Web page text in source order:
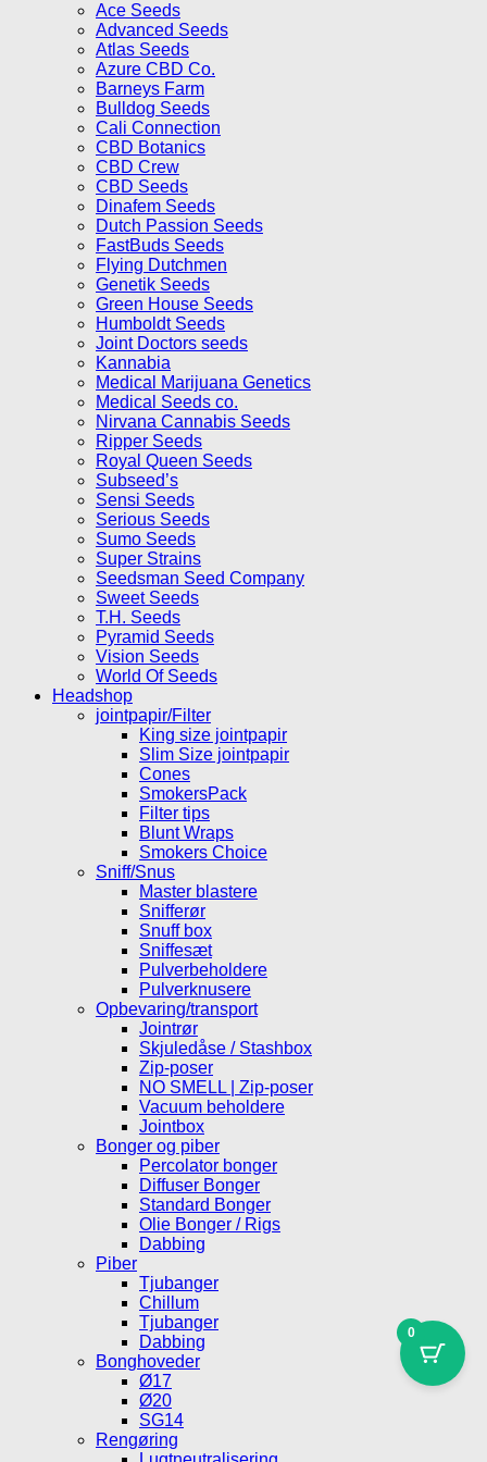
Ace Seeds
Advanced Seeds
Atlas Seeds
Azure CBD Co.
Barneys Farm
Bulldog Seeds
Cali Connection
CBD Botanics
CBD Crew
CBD Seeds
Dinafem Seeds
Dutch Passion Seeds
FastBuds Seeds
Flying Dutchmen
Genetik Seeds
Green House Seeds
Humboldt Seeds
Joint Doctors seeds
Kannabia
Medical Marijuana Genetics
Medical Seeds co.
Nirvana Cannabis Seeds
Ripper Seeds
Royal Queen Seeds
Subseed’s
Sensi Seeds
Serious Seeds
Sumo Seeds
Super Strains
Seedsman Seed Company
Sweet Seeds
T.H. Seeds
Pyramid Seeds
Vision Seeds
World Of Seeds
Headshop
jointpapir/Filter
King size jointpapir
Slim Size jointpapir
Cones
SmokersPack
Filter tips
Blunt Wraps
Smokers Choice
Sniff/Snus
Master blastere
Snifferør
Snuff box
Sniffesæt
Pulverbeholdere
Pulverknusere
Opbevaring/transport
Jointrør
Skjuledåse / Stashbox
Zip-poser
NO SMELL | Zip-poser
Vacuum beholdere
Jointbox
Bonger og piber
Percolator bonger
Diffuser Bonger
Standard Bonger
Olie Bonger / Rigs
Dabbing
Piber
Tjubanger
Chillum
Tjubanger
Dabbing
Bonghoveder
Ø17
Ø20
SG14
Rengøring
0